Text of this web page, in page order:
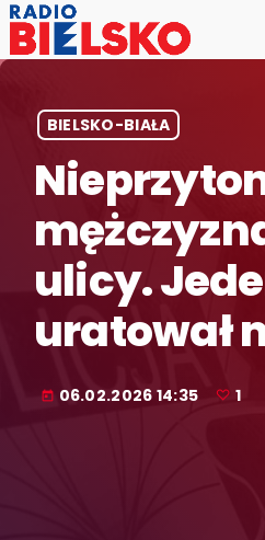
BIELSKO-BIAŁA
ulicy.
uratował
today 06.02.2026 14:35 1